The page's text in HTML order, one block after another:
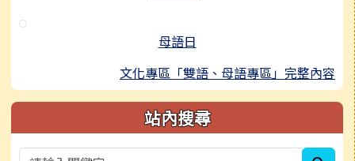
母語日
文化專區「雙語、母語專區」完整內容
站內搜尋